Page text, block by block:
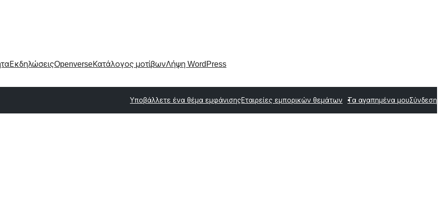
ΕκδηλώσειςOpenverseΚατάλογος μοτίβωνΛήψη WordPress
Υποβάλλετε ένα θέμα εμφάνισηςΕταιρείες εμπορικών θεμάτων Τα αγαπημένα μουΣύνδεση